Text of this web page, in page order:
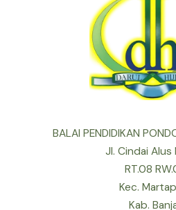
BALAI PENDIDIKAN
Jl. Cindai Alus
RT.08
Kec.
Kab.